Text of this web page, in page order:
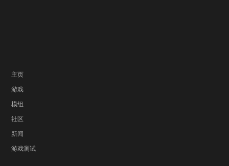
主页
游戏
模组
社区
新闻
游戏测试